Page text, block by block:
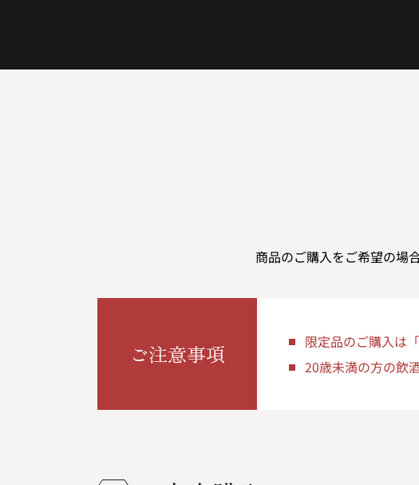
商品のご購入をご希望の場
ご注意事項
限定品のご購入は
20歳未満の方の飲